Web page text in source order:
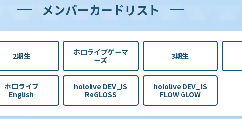
メンバーカードリスト
2期生
ホロライブゲーマ
ーズ
3期生
ホロライブ
English
hololive DEV_IS
ReGLOSS
hololive DEV_IS
FLOW GLOW